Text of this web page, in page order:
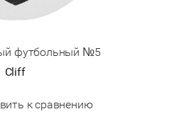
футбольный №5
Cliff
к сравнению